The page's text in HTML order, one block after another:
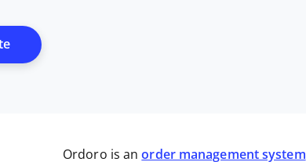
Opens New Window
Ordoro is anorder management system